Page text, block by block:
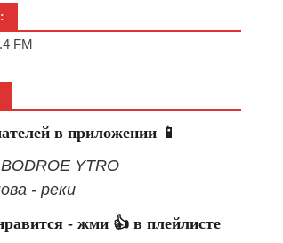
FM
в приложении 📱
YTRO
- реки
- жми 👍 в плейлисте